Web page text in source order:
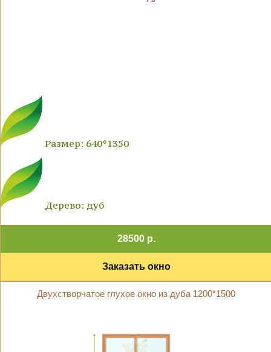
Размер: 640*1350
Дерево: дуб
28500 р.
Заказать окно
Двухстворчатое глухое окно из дуба 1200*1500